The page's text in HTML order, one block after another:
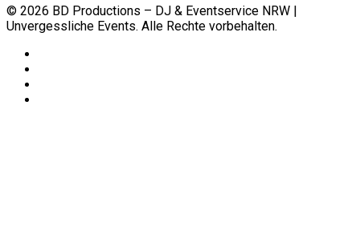
© 2026 BD Productions – DJ & Eventservice NRW |
Unvergessliche Events. Alle Rechte vorbehalten.